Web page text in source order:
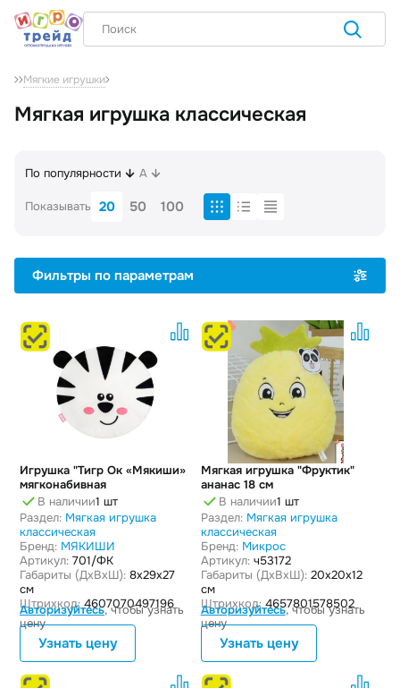
Мягкие игрушки
Мягкая игрушка классическая
По популярности A
Показывать 20 50 100
Фильтры по параметрам
Игрушка "Тигр Ок «Мякиши»
мягконабивная
В наличии1 шт
Раздел: Мягкая игрушка
классическая
Бренд: МЯКИШИ
Артикул: 701/ФК
Габариты (ДxВxШ): 8x29x27
см
Штрихкод: 4607070497196
Авторизуйтесь, чтобы узнать
цену
Узнать цену
Мягкая игрушка "Фруктик"
ананас 18 см
В наличии1 шт
Раздел: Мягкая игрушка
классическая
Бренд: Микрос
Артикул:ч53172
Габариты (ДxВxШ):20x20x12
см
Штрихкод:4657801578502
Авторизуйтесь, чтобы узнать
цену
Узнать цену